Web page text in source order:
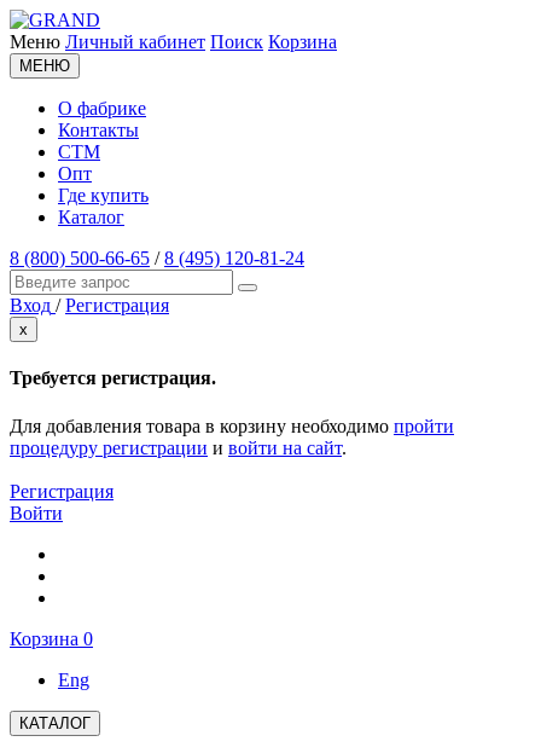
Меню Личный кабинет Поиск Корзина
МЕНЮ
О фабрике
Контакты
СТМ
Опт
Где купить
Каталог
8 (800) 500-66-65 /8 (495) 120-81-24
Вход / Регистрация
x
Требуется регистрация.
Для добавления товара в корзину необходимо пройти
процедуру регистрации и войти на сайт.
Регистрация
Войти
Корзина 0
Eng
КАТАЛОГ